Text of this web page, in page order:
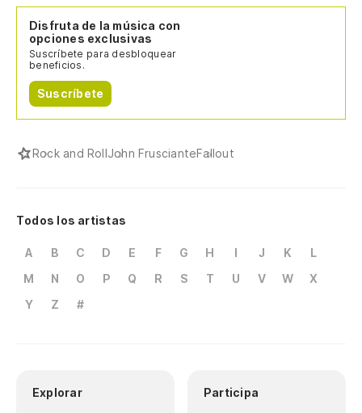
Disfruta de la música con
opciones exclusivas
Suscríbete para desbloquear
beneficios.
Suscríbete
Rock and RollJohn FruscianteFallout
Todos los artistas
A B C D E F G H I J K
L
M
N O P Q R S T U V W
X
Y
Z #
Explorar Participa